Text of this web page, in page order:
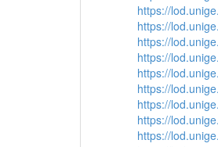
https://
https://
https://
https://
https://
https://
https://
https://
https://